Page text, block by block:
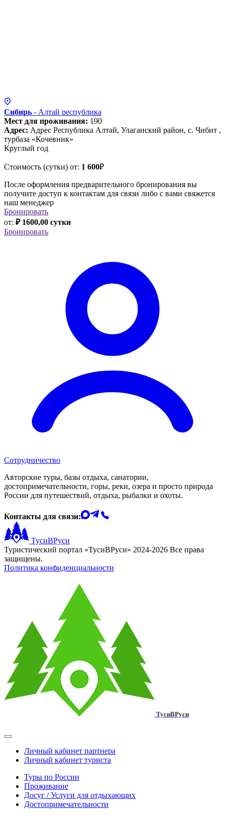
Сибирь - Алтай республика
Мест для проживания: 190
Адрес: Адрес Республика Алтай, Улаганский район, с. Чибит ,
турбаза «Кочевник»
Круглый год
Стоимость (сутки) от: 1 600₽
После оформления предварительного бронирования вы
получите доступ к контактам для связи либо с вами свяжется
наш менеджер
Бронировать
от: ₽ 1600,00 сутки
Бронировать
Сотрудничество
Авторские туры, базы отдыха, санатории,
достопримечательности, горы, реки, озера и просто природа
России для путешествий, отдыха, рыбалки и охоты.
Контакты для связи:
ТусиВРуси
Туристический портал «ТусиВРуси» 2024-2026 Все права
защищены.
Политика конфиденциальности
ТусиВРуси
Личный кабинет партнера
Личный кабинет туриста
Туры по России
Проживание
Досуг / Услуги для отдыхающих
Достопримечательности